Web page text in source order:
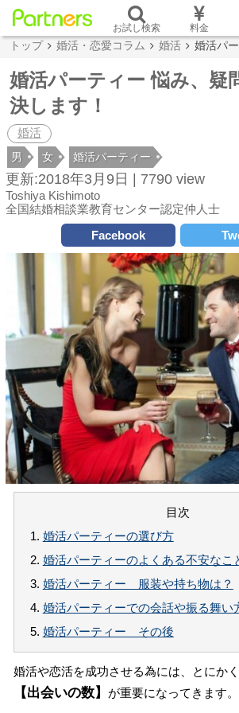
お試し検索 料金
トップ 婚活・恋愛コラム 婚活 婚活パ
婚活パーティー 悩み、疑
決します！
婚活
男 女 婚活パーティー
更新:2018年3月9日 | 7790 view
Toshiya Kishimoto
全国結婚相談業教育センター認定仲人士
Facebook
目次
1. 婚活パーティーの選び方
2. 婚活パーティーのよくある不安なこ
3. 婚活パーティー 服装や持ち物は？
4. 婚活パーティーでの会話や振る舞い
5. 婚活パーティー その後
婚活や恋活を成功させる為には、とにかく
【出会いの数】
が重要になってきます。